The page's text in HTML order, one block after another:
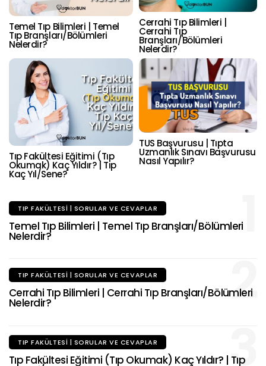
Temel Tıp Bilimleri | Temel
Tıp Branşları/Bölümleri
Nelerdir?
Cerrahi Tıp Bilimleri |
Cerrahi Tıp
Branşları/Bölümleri
Nelerdir?
Tıp Fakültesi Eğitimi (Tıp
Okumak) Kaç Yıldır? | Tıp
Kaç Yıl/Sene?
TUS Başvurusu | Tıpta
Uzmanlık Sınavı Başvurusu
Nasıl Yapılır?
1
TIP FAKÜLTESI | SORULAR VE CEVAPLAR
Temel Tıp Bilimleri | Temel Tıp Branşları/Bölümleri
Nelerdir?
2
TIP FAKÜLTESI | SORULAR VE CEVAPLAR
Cerrahi Tıp Bilimleri | Cerrahi Tıp Branşları/Bölümleri
Nelerdir?
3
TIP FAKÜLTESI | SORULAR VE CEVAPLAR
Tıp Fakültesi Eğitimi (Tıp Okumak) Kaç Yıldır? | Tıp